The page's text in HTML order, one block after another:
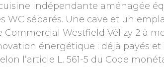
indépendante aménagée
WC séparés. Une cave et un
Westfield Vélizy 2 à
énergétique : déjà payés et
l’article L. 561-5 du Code